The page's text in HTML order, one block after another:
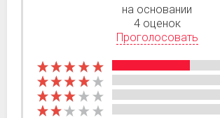
на основании
4 оценок
Проголосовать